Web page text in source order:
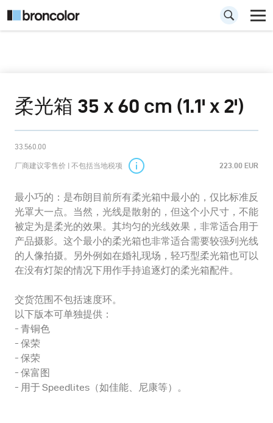
柔光箱 35 x 60 cm (1.1' x 2')
33.560.00
厂商建议零售价 | 不包括当地税项 223.00 EUR
最小巧的：是布朗目前所有柔光箱中最小的，仅比标准反
光罩大一点。当然，光线是散射的，但这个小尺寸，不能
被定为是柔光的效果。其均匀的光线效果，非常适合用于
产品摄影。这个最小的柔光箱也非常适合需要较强列光线
的人像拍摄。另外例如在婚礼现场，轻巧型柔光箱也可以
在没有灯架的情况下用作手持追逐灯的柔光箱配件。
交货范围不包括速度环。
以下版本可单独提供：
- 青铜色
- 保荣
- 保荣
- 保富图
- 用于 Speedlites（如佳能、尼康等）。